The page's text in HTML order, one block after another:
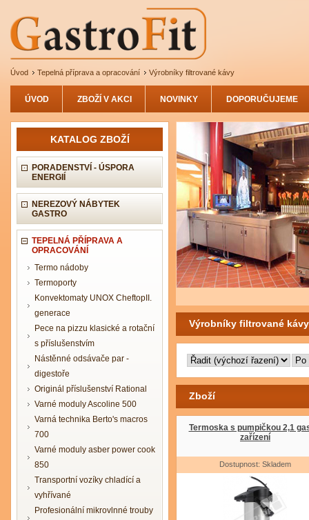
Úvod Tepelná příprava a opracování Výrobníky filtrované kávy
ÚVOD ZBOŽÍ V AKCI NOVINKY DOPORUČUJEME
KATALOG ZBOŽÍ
PORADENSTVÍ - ÚSPORA
ENERGIÍ
NEREZOVÝ NÁBYTEK
GASTRO
TEPELNÁ PŘÍPRAVA A
OPRACOVÁNÍ
Termo nádoby
Termoporty
Konvektomaty UNOX CheftopII.
generace
Pece na pizzu klasické a rotační
s příslušenstvím
Nástěnné odsávače par -
digestoře
Originál příslušenství Rational
Varné moduly Ascoline 500
Varná technika Berto's macros
700
Varné moduly asber power cook
850
Transportní vozíky chladící a
vyhřívané
Profesionální mikrovlnné trouby
Výrobníky filtrované kávy
Zboží
Termoska s pumpičkou 2,1
zařízení
Dostupnost: Skladem